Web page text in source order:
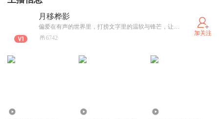
月移桦影
偏爱在有声的世界里，打捞文字里的温软与锋芒，让月光漫过桦林的清响，随故事流淌；让每一段人声，都成为穿透屏幕的、可触摸的温度。愿我的声音，能陪你走过喧嚣白日，也能伴你坠入有星光、有故事的静谧长夜。 喜马A+认证有声主播（CV·后期）
6742
加关注